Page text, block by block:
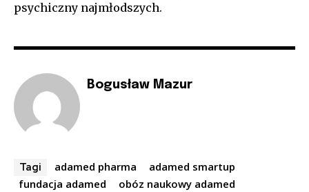
psychiczny najmłodszych.
Bogusław Mazur
Tagi adamed pharma
adamed smartup
fundacja adamed
obóz naukowy adamed